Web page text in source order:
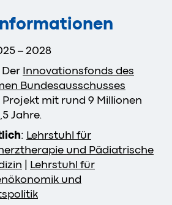
– 2028
Der Innovationsfonds des
Bundesausschusses
mit rund 9 Millionen
Jahre.
: Lehrstuhl für
und Pädiatrische
Lehrstuhl für
und